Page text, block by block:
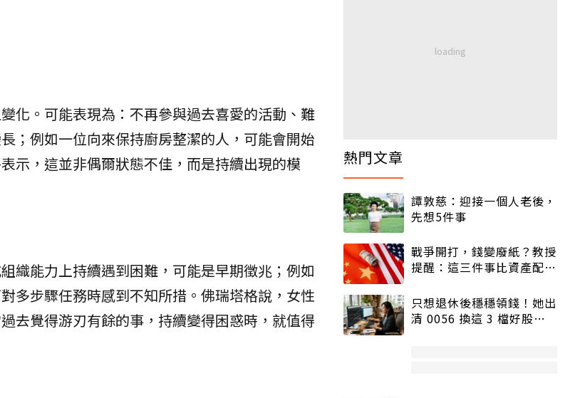
化。可能表現為：不再參與過去喜愛的活動、難
；例如一位向來保持廚房整潔的人，可能會開始
示，這並非偶爾狀態不佳，而是持續出現的模
織能力上持續遇到困難，可能是早期徵兆；例如
多步驟任務時感到不知所措。佛瑞塔格說，女性
去覺得游刃有餘的事，持續變得困惑時，就值得
熱門文章
譚敦慈：迎接一個人老後，
先想5件事
戰爭開打，錢變廢紙？教授
提醒：這三件事比資產配置
只想退休後穩穩領錢！她出
清 0056 換這 3 檔好股：